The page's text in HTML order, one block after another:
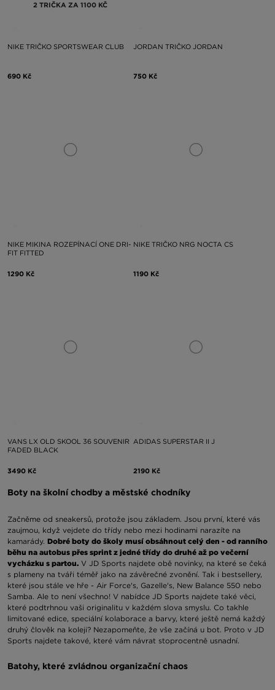
2 TRIČKA ZA 1100 KČ
NIKE TRIČKO SPORTSWEAR CLUB
690 Kč
JORDAN TRIČKO JORDAN
750 Kč
NIKE MIKINA ROZEPÍNACÍ ONE DRI-
FIT FITTED
1290 Kč
NIKE TRIČKO NRG NOCTA CS
1190 Kč
VANS LX OLD SKOOL 36 SOUVENIR
FADED BLACK
3490 Kč
ADIDAS SUPERSTAR II J
2190 Kč
Boty na školní chodby a městské chodníky
Začněme od sneakersů, protože jsou základem. Jsou první, které vás
zaujmou, když vejdete do třídy nebo mezi hodinami narazíte na
kamarády. Dobré boty do školy musí obsáhnout celý den - od ranního
běhu na autobus přes sprint z jedné třídy do druhé až po večerní
vycházku s partou. V JD Sports najdete obě novinky, na které se čeká
s plameny na tváři téměř jako na závěrečné zvonění. Tak i bestsellery,
které jsou stále ve hře - Air Force's, Gazelle's, New Balance 550 nebo
Samba. Ale to není všechno! V nabídce JD Sports najdete také věci,
které podtrhnou vaši originalitu v každém slova smyslu. Co takhle
limitované edice, speciální kolaborace a barvy, které ještě nemá každý
druhý člověk na koleji? Nezapomeňte, že vše začíná u bot. Proto v JD
Sports najdete takové, které vám návrat stoprocentně usnadní.
Batohy, které zvládnou organizační chaos